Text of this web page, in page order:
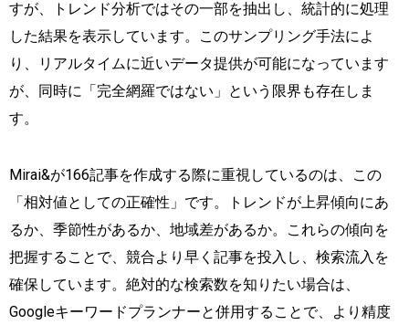
すが、トレンド分析ではその一部を抽出し、統計的に処理
した結果を表示しています。このサンプリング手法によ
り、リアルタイムに近いデータ提供が可能になっています
が、同時に「完全網羅ではない」という限界も存在しま
す。
Mirai&が166記事を作成する際に重視しているのは、この
「相対値としての正確性」です。トレンドが上昇傾向にあ
るか、季節性があるか、地域差があるか。これらの傾向を
把握することで、競合より早く記事を投入し、検索流入を
確保しています。絶対的な検索数を知りたい場合は、
Googleキーワードプランナーと併用することで、より精度